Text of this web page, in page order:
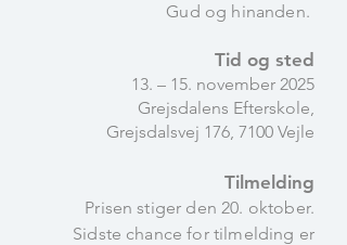
Gud og hinanden.
Tid og sted
13. – 15. november 2025
Grejsdalens Efterskole,
Grejsdalsvej 176, 7100 Vejle
Tilmelding
Prisen stiger den 20. oktober.
Sidste chance for tilmelding er